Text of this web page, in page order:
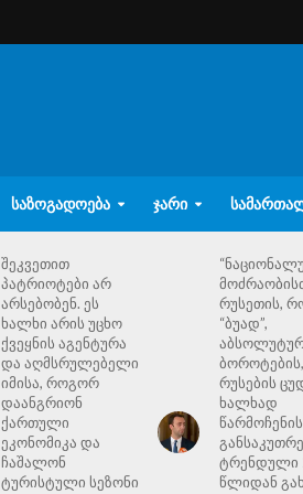
ᲡᲐᲖᲝᲒᲐᲓᲝᲔᲑᲐ ᲯᲐᲠᲘ
შეკვეთით
პატრიოტები არ
არსებობენ. ეს
ხალხი არის უცხო
ქვეყნის აგენტურა
და აღმსრულებელი
იმისა, როგორ
დაანგრიონ
ქართული
ეკონომიკა და
ჩაშალონ
ტურისტული სეზონი
რუსეთის,
“ბუად”,
რუსების
ხალხად
ტრენდული
წლიდან